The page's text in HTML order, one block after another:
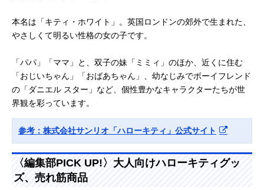
本名は「キティ・ホワイト」。英国ロンドンの郊外で生まれた、
やさしくて明るい性格の女の子です。
「パパ」「ママ」と、双子の妹「ミミィ」のほか、近くに住む
「おじいちゃん」「おばあちゃん」、幼なじみでボーイフレンド
の「ダニエル スター」など、個性豊かなキャラクターたちが世
界観を彩っています。
参考：株式会社サンリオ「ハローキティ」公式サイト
〈編集部PICK UP!〉大人向けハローキティグッ
ズ、売れ筋商品